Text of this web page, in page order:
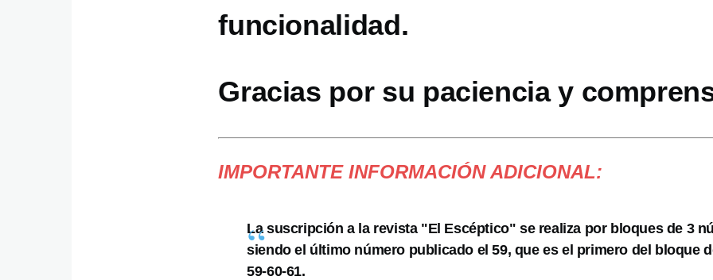
funcionalidad.
Gracias por su paciencia y
IMPORTANTE INFORMACIÓN ADICIONAL:
La suscripción a la revista "El Escéptico" se realiza por bloques de 3
siendo el último número publicado el 59, que es el primero del bloque
59-60-61.